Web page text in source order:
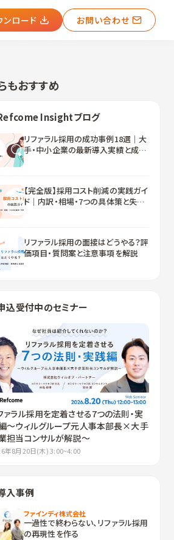
ンロード お問い合わせ
もおすすめ
Insightブログ
リファラル採用の成功事例18選｜大
手・中小企業の最新導入実績と成功
【完全版】採用コスト削減の実践ガイ
ド｜内訳・相場・7つの具体策と失敗
リファラル採用の面接はどうやる？評
価項目・質問案と注意事項を解説
込受付中のセミナー
ァラル採用を定着させる7つの法則・実
～ウィルグループ元人事本部長×大手
担当コンサルが解説～
年8月20日(木) 3:00~4:00
入事例
ファインディ株式会社
一過性で終わらない、リファラル採用
の再現性を作る